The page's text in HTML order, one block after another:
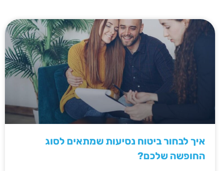
איך לבחור ביטוח נסיעות שמתאים לסוג
החופשה שלכם?